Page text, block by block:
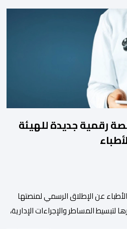
رقمية جديدة للهيئة
عن الإطلاق الرسمي لمنصتها
لتبسيط المساطر والإجراءات الإدارية،